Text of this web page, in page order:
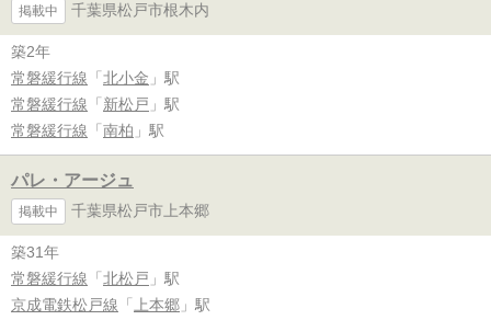
掲載中 千葉県松戸市根木内
築2年
常磐緩行線 「 北小金 」駅
常磐緩行線 「 新松戸 」駅
常磐緩行線 「 南柏 」駅
パレ・アージュ
掲載中 千葉県松戸市上本郷
築31年
常磐緩行線 「 北松戸 」駅
京成電鉄松戸線 「 上本郷 」駅